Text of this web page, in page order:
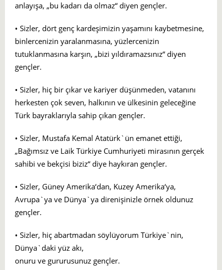
anlayışa, „bu kadarı da olmaz“ diyen gençler.
• Sizler, dört genç kardeşimizin yaşamını kaybetmesine,
binlercenizin yaralanmasına, yüzlercenizin
tutuklanmasına karşın, „bizi yıldıramazsınız“ diyen
gençler.
• Sizler, hiç bir çıkar ve kariyer düşünmeden, vatanını
herkesten çok seven, halkının ve ülkesinin geleceğine
Türk bayraklarıyla sahip çıkan gençler.
• Sizler, Mustafa Kemal Atatürk`ün emanet ettiği,
„Bağımsız ve Laik Türkiye Cumhuriyeti mirasının gerçek
sahibi ve bekçisi biziz“ diye haykıran gençler.
• Sizler, Güney Amerika‘dan, Kuzey Amerika‘ya,
Avrupa`ya ve Dünya`ya direnişinizle örnek oldunuz
gençler.
• Sizler, hiç abartmadan söylüyorum Türkiye`nin,
Dünya`daki yüz akı,
onuru ve gururusunuz gençler.